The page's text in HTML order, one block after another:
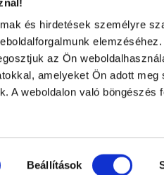
és hirdetések személyre
az Ön
amelyeket Ön adott
A weboldalon való böngészés
Beállítások
ÉPÍTÉSE GALACTIC
SZABADSZÉLLEL
másolat.